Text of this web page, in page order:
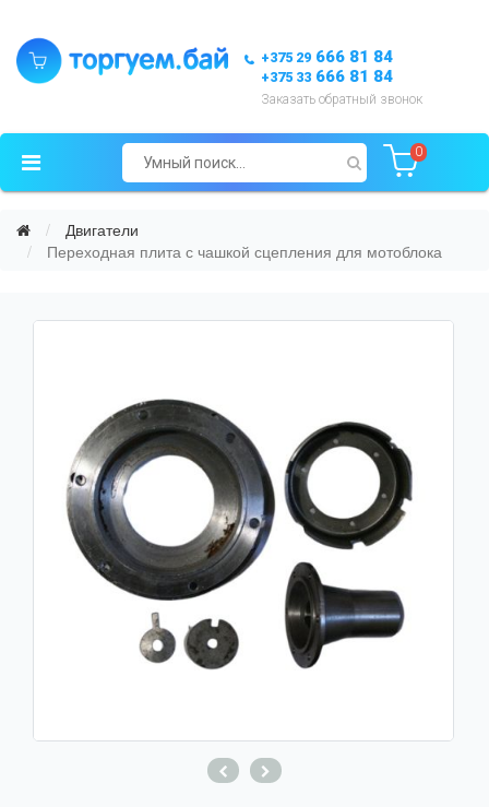
+375 29 666 81 84
+375 33 666 81 84
Заказать обратный звонок
0
Двигатели
Переходная плита с чашкой сцепления для мотоблока